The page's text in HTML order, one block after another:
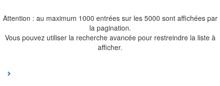
Attention : au maximum 1000 entrées sur les 5000 sont affichées par
la pagination.
Vous pouvez utiliser la recherche avancée pour restreindre la liste à
afficher.